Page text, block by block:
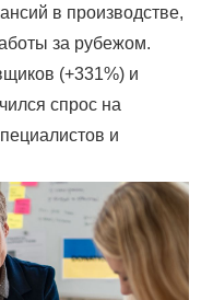
в производстве,
за рубежом.
(+331%) и
спрос на
и